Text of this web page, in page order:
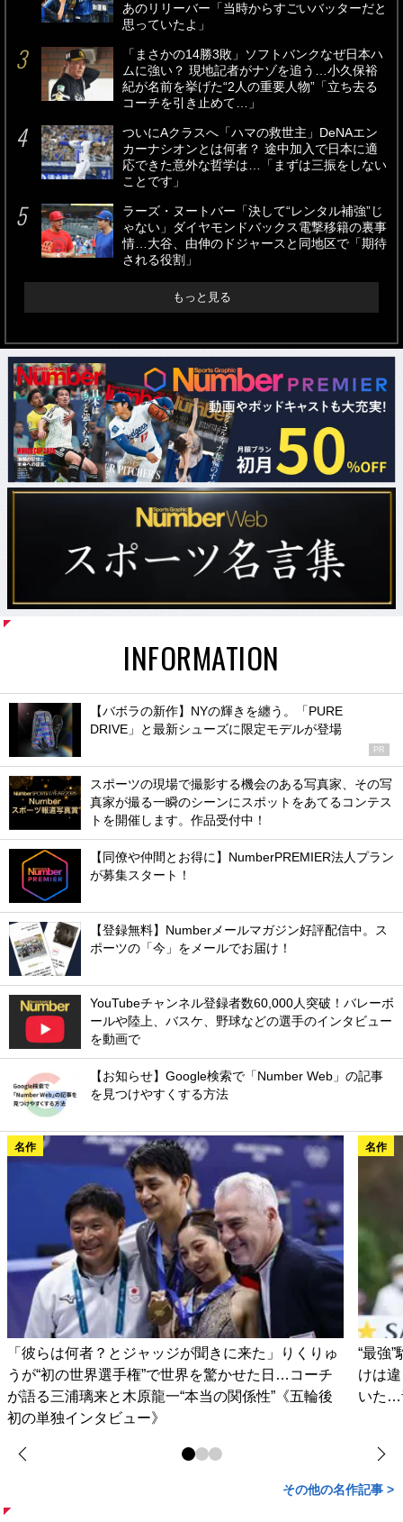
あのリリーバー「当時からすごいバッターだと
思っていたよ」
「まさかの14勝3敗」ソフトバンクなぜ日本ハ
ムに強い？ 現地記者がナゾを追う…小久保裕
紀が名前を挙げた“2人の重要人物”「立ち去る
コーチを引き止めて…」
ついにAクラスへ「ハマの救世主」DeNAエン
カーナシオンとは何者？ 途中加入で日本に適
応できた意外な哲学は…「まずは三振をしない
ことです」
ラーズ・ヌートバー「決して“レンタル補強”じ
ゃない」ダイヤモンドバックス電撃移籍の裏事
情…大谷、由伸のドジャースと同地区で「期待
される役割」
もっと見る
INFORMATION
【バボラの新作】NYの輝きを纏う。「PURE
DRIVE」と最新シューズに限定モデルが登場
PR
スポーツの現場で撮影する機会のある写真家、その写
真家が撮る一瞬のシーンにスポットをあてるコンテス
トを開催します。作品受付中！
【同僚や仲間とお得に】NumberPREMIER法人プラン
が募集スタート！
【登録無料】Numberメールマガジン好評配信中。ス
ポーツの「今」をメールでお届け！
YouTubeチャンネル登録者数60,000人突破！バレーボ
ールや陸上、バスケ、野球などの選手のインタビュー
を動画で
【お知らせ】Google検索で「Number Web」の記事
を見つけやすくする方法
名作
「彼らは何者？とジャッジが聞きに来た」りくりゅ
うが“初の世界選手権”で世界を驚かせた日…コーチ
が語る三浦璃来と木原龍一“本当の関係性”《五輪後
初の単独インタビュー》
名作
“最強
けは
いた…
その他の名作記事 >